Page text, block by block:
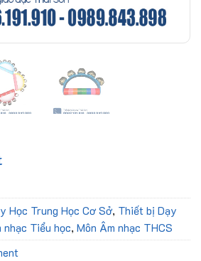
Học Trung Học Cơ Sở, Thiết bị Dạy
nhạc Tiểu học, Môn Âm nhạc THCS